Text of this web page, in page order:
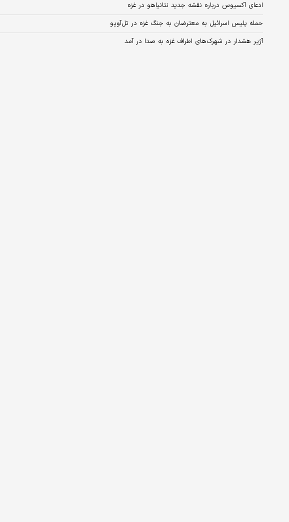
ادعای آکسیوس درباره نقشه جدید نتانیاهو در غزه
حمله پلیس اسرائیل به معترضان به جنگ غزه در تل‌آویو
آژیر هشدار در شهرک‌های اطراف غزه به صدا در آمد